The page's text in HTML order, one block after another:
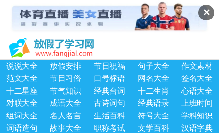
✕
说说大全 放假安排 节日祝福 句子大全
作文素材
范文大全
节日习俗 口号标语 网名大全
签名大全
十二星座
节气知识 经典台词 十二生肖
心语大全
对联大全
成语大全 古诗词句 经典语录
上班时间
组词大全
名人名言 生活百科 符号大全
学科知识
词语造句
故事大全 职称考试 文学百科
汉语字典